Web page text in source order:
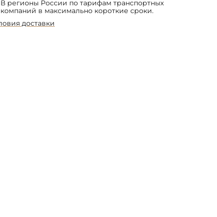
В регионы России по тарифам транспортных
компаний в максимально короткие сроки.
доставки